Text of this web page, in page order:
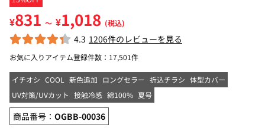
¥831 ～ ¥1,018 (税込)
4.3 1206件のレビューを見る
お気に入りアイテム登録件数： 17,501件
イチオシ COOL 新色追加 ロングセラー 折込チラシ 体型カバー
UV対策/UVカット 接触冷感 綿100% 夏号
商品番号： OGBB-00036